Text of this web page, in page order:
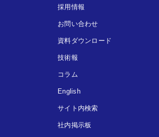
採用情報
お問い合わせ
資料ダウンロード
技術報
コラム
English
サイト内検索
社内掲示板